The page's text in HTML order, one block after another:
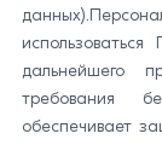
дальнейшего
требования
обеспечивает